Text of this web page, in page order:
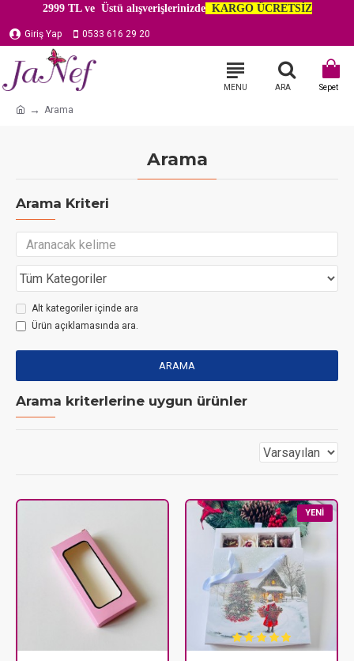
2999 TL ve Üstü alışverişlerinizdeKARGO ÜCRETSİZ
Giriş Yap 0533 616 29 20
Arama
Arama
Arama Kriteri
Alt kategoriler içinde ara
Ürün açıklamasında ara.
ARAMA
Arama kriterlerine uygun ürünler
YENI